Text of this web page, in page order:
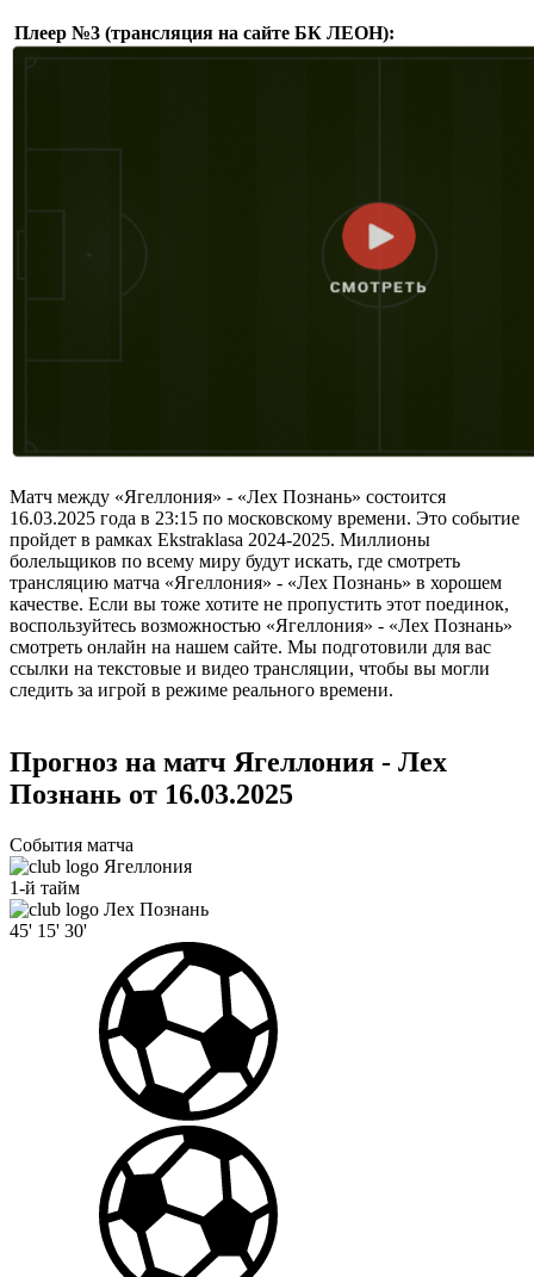
Плеер №3 (трансляция на сайте БК ЛЕОН):
Матч между «Ягеллония» - «Лех Познань» состоится
16.03.2025 года в 23:15 по московскому времени. Это событие
пройдет в рамках Ekstraklasa 2024-2025. Миллионы
болельщиков по всему миру будут искать, где смотреть
трансляцию матча «Ягеллония» - «Лех Познань» в хорошем
качестве. Если вы тоже хотите не пропустить этот поединок,
воспользуйтесь возможностью «Ягеллония» - «Лех Познань»
смотреть онлайн на нашем сайте. Мы подготовили для вас
ссылки на текстовые и видео трансляции, чтобы вы могли
следить за игрой в режиме реального времени.
Прогноз на матч Ягеллония - Лех
Познань от 16.03.2025
События матча
Ягеллония
1-й тайм
Лех Познань
45' 15' 30'